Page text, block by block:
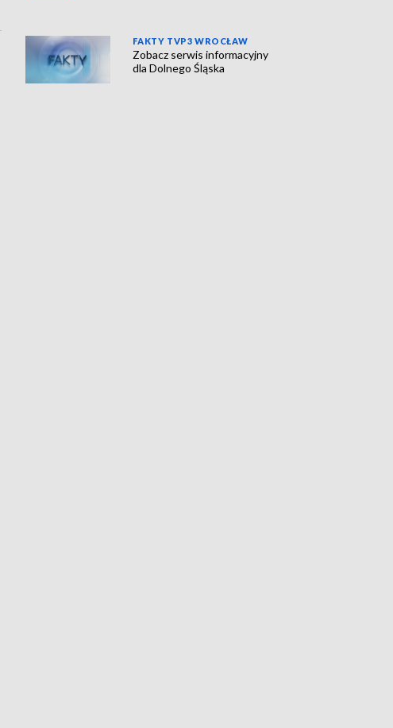
FAKTY TVP3 WROCŁAW
Zobacz serwis informacyjny
dla Dolnego Śląska